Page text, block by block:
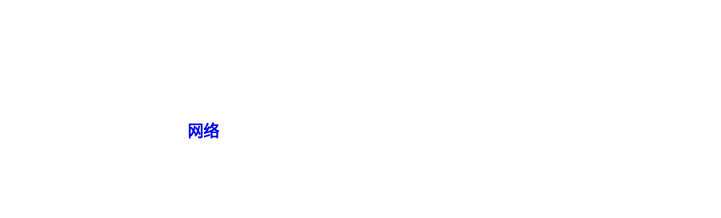
网络